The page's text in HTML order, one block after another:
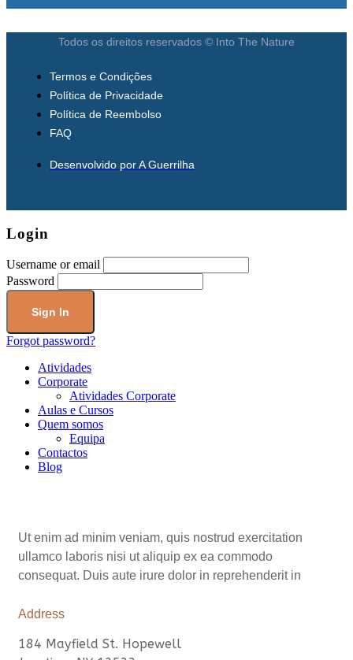
Todos os direitos reservados © Into The Nature
Termos e Condições
Política de Privacidade
Política de Reembolso
FAQ
Desenvolvido por A Guerrilha
Login
Username or email
Password
Forgot password?
Atividades
Corporate
Atividades Corporate
Aulas e Cursos
Quem somos
Equipa
Contactos
Blog
Ut enim ad minim veniam, quis nostrud exercitation
ullamco laboris nisi ut aliquip ex ea commodo
consequat. Duis aute irure dolor in reprehenderit in
Address
184 Mayfield St. Hopewell